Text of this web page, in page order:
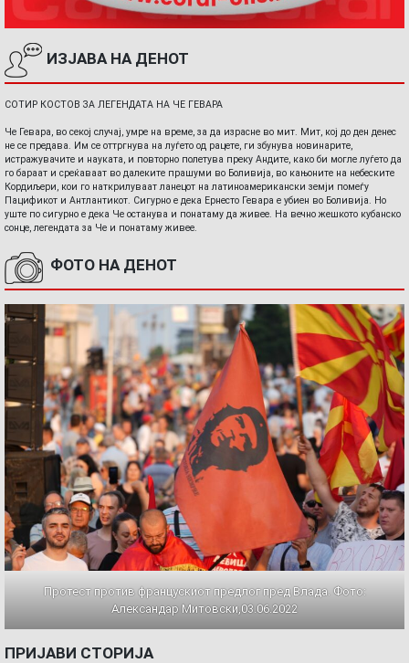
ИЗЈАВА НА ДЕНОТ
СОТИР КОСТОВ ЗА ЛЕГЕНДАТА НА ЧЕ ГЕВАРА
Че Гевара, во секој случај, умре на време, за да израсне во мит. Мит, кој до ден денес
не се предава. Им се оттргнува на луѓето од рацете, ги збунува новинарите,
истражувачите и науката, и повторно полетува преку Андите, како би могле луѓето да
го бараат и среќаваат во далеките прашуми во Боливија, во кањоните на небеските
Кордиљери, кои го наткрилуваат ланецот на латиноамерикански земји помеѓу
Пацификот и Антлантикот. Сигурно е дека Ернесто Гевара е убиен во Боливија. Но
уште по сигурно е дека Че останува и понатаму да живее. На вечно жешкото кубанско
сонце, легендата за Че и понатаму живее.
ФОТО НА ДЕНОТ
Протест против францускиот предлог пред Влада. Фото:
Александар Митовски,03.06.2022
ПРИЈАВИ СТОРИЈА